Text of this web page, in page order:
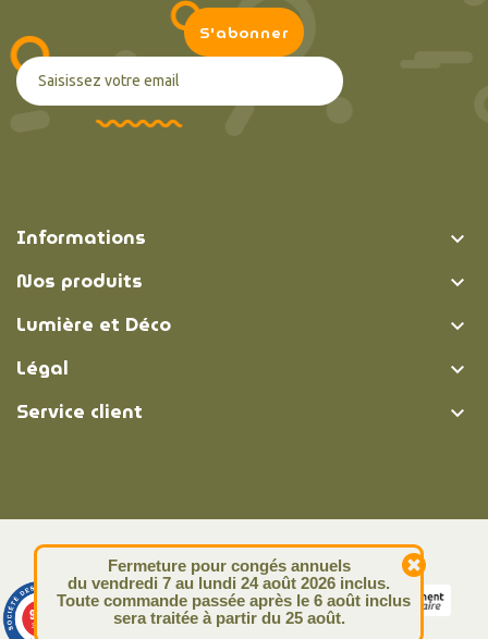
Informations 
Nos produits 
Lumière et Déco 
Légal 
Service client 
© Lumière et Déco | 2026
Fermeture pour congés annuels
du vendredi 7 au lundi 24 août 2026 inclus.
Toute commande passée après le 6 août inclus
sera traitée à partir du 25 août.
9.4
313 avis